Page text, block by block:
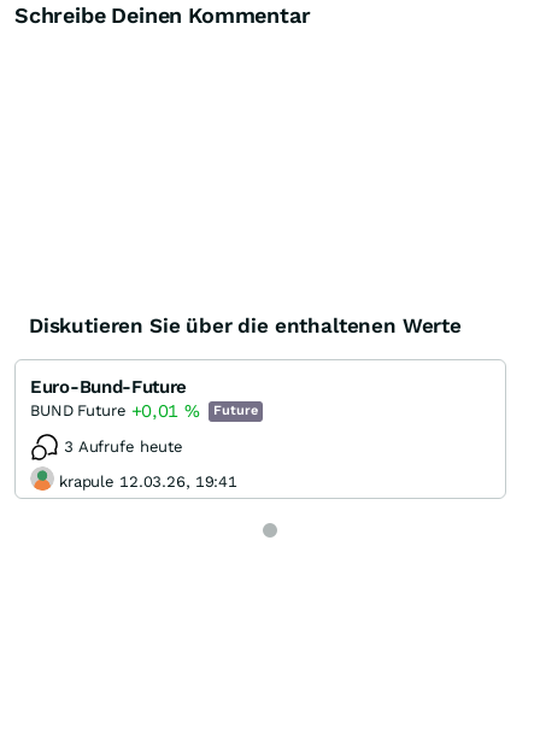
Schreibe Deinen Kommentar
Diskutieren Sie über die enthaltenen Werte
Euro-Bund-Future
BUND Future +0,01 % Future
3 Aufrufe heute
krapule 12.03.26, 19:41